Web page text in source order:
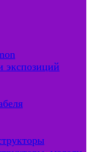
экспозиций